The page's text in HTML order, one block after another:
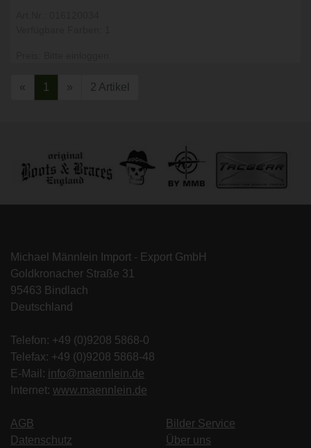
« 1 » 2 Artikel
Michael Männlein Import - Export GmbH
Goldkronacher Straße 31
95463 Bindlach
Deutschland
Telefon: +49 (0)9208 5868-0
Telefax: +49 (0)9208 5868-48
E-Mail: info@maennlein.de
Internet: www.maennlein.de
AGB
Datenschutz
Bilder Service
Über uns